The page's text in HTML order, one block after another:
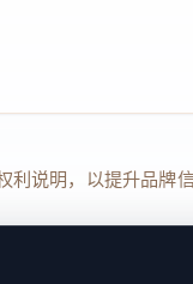
利说明，以提升品牌